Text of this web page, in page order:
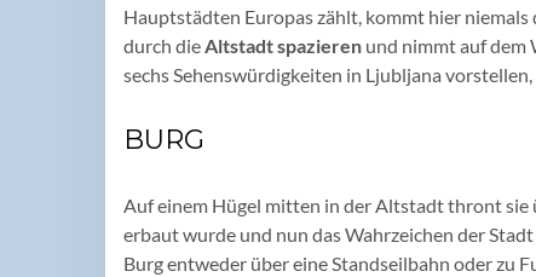
Hauptstädten Europas zählt, kommt hier niemals
durch die Altstadt spazieren und nimmt auf dem
sechs Sehenswürdigkeiten in Ljubljana
BURG
Auf einem Hügel mitten in der Altstadt thront sie
erbaut wurde und nun das Wahrzeichen der
Burg entweder über eine Standseilbahn oder zu